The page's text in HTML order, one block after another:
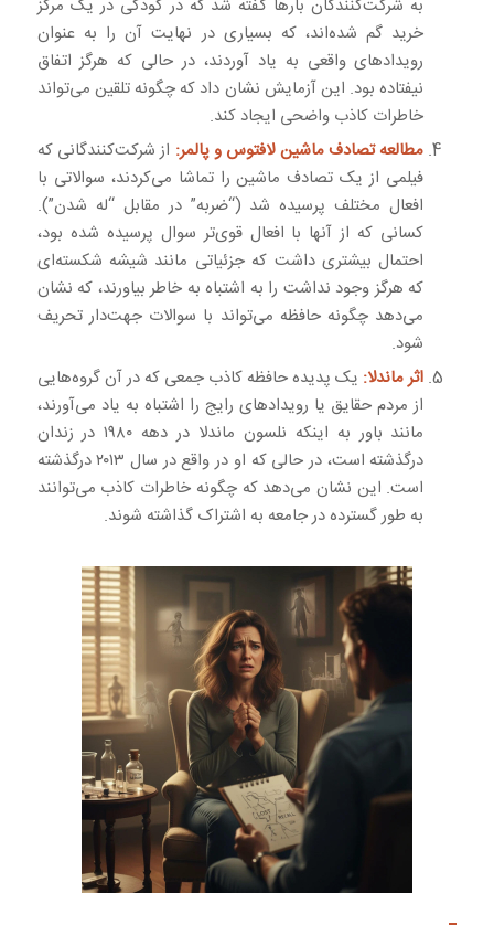
به شرکت‌کنندگان بارها گفته شد که در کودکی در یک مرکز
خرید گم شده‌اند، که بسیاری در نهایت آن را به عنوان
رویدادهای واقعی به یاد آوردند، در حالی که هرگز اتفاق
نیفتاده بود. این آزمایش نشان داد که چگونه تلقین می‌تواند
خاطرات کاذب واضحی ایجاد کند.
مطالعه تصادف ماشین لافتوس و پالمر: از شرکت‌کنندگانی که
فیلمی از یک تصادف ماشین را تماشا می‌کردند، سوالاتی با
افعال مختلف پرسیده شد (“ضربه” در مقابل “له شدن”).
کسانی که از آنها با افعال قوی‌تر سوال پرسیده شده بود،
احتمال بیشتری داشت که جزئیاتی مانند شیشه شکسته‌ای
که هرگز وجود نداشت را به اشتباه به خاطر بیاورند، که نشان
می‌دهد چگونه حافظه می‌تواند با سوالات جهت‌دار تحریف
شود.
اثر ماندلا: یک پدیده حافظه کاذب جمعی که در آن گروه‌هایی
از مردم حقایق یا رویدادهای رایج را اشتباه به یاد می‌آورند،
مانند باور به اینکه نلسون ماندلا در دهه ۱۹۸۰ در زندان
درگذشته است، در حالی که او در واقع در سال ۲۰۱۳ درگذشته
است. این نشان می‌دهد که چگونه خاطرات کاذب می‌توانند
به طور گسترده در جامعه به اشتراک گذاشته شوند.